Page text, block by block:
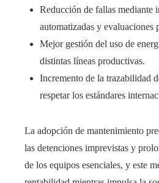
Reducción de fallas mediante
automatizadas y evaluaciones
Mejor gestión del uso de
distintas líneas productivas.
Incremento de la trazabilidad
respetar los estándares
La adopción de mantenimiento
las detenciones imprevistas y
de los equipos esenciales, y este